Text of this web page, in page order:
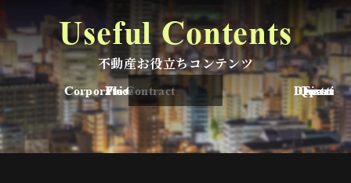
Useful Contents
不動産お役立ちコンテンツ
Flow
ご契約の流れ 退去の
Price
料金体系
Fixture
備品・
Corporate Contract
法人契約について
Question
よくある
scrollable